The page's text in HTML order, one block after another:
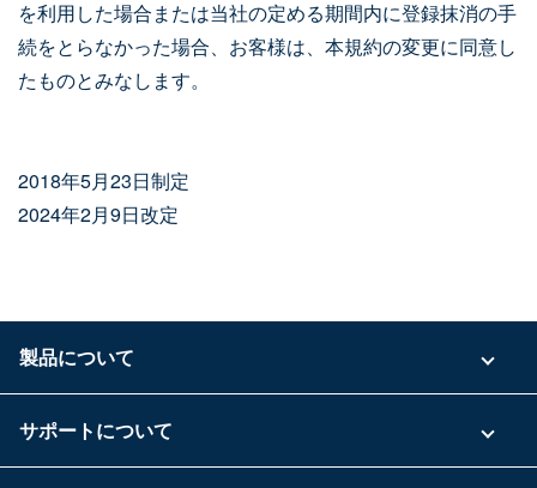
を利用した場合または当社の定める期間内に登録抹消の手
続をとらなかった場合、お客様は、本規約の変更に同意し
たものとみなします。
2018年5月23日制定
2024年2月9日改定
製品について
具体的な活用事例
サポートについて